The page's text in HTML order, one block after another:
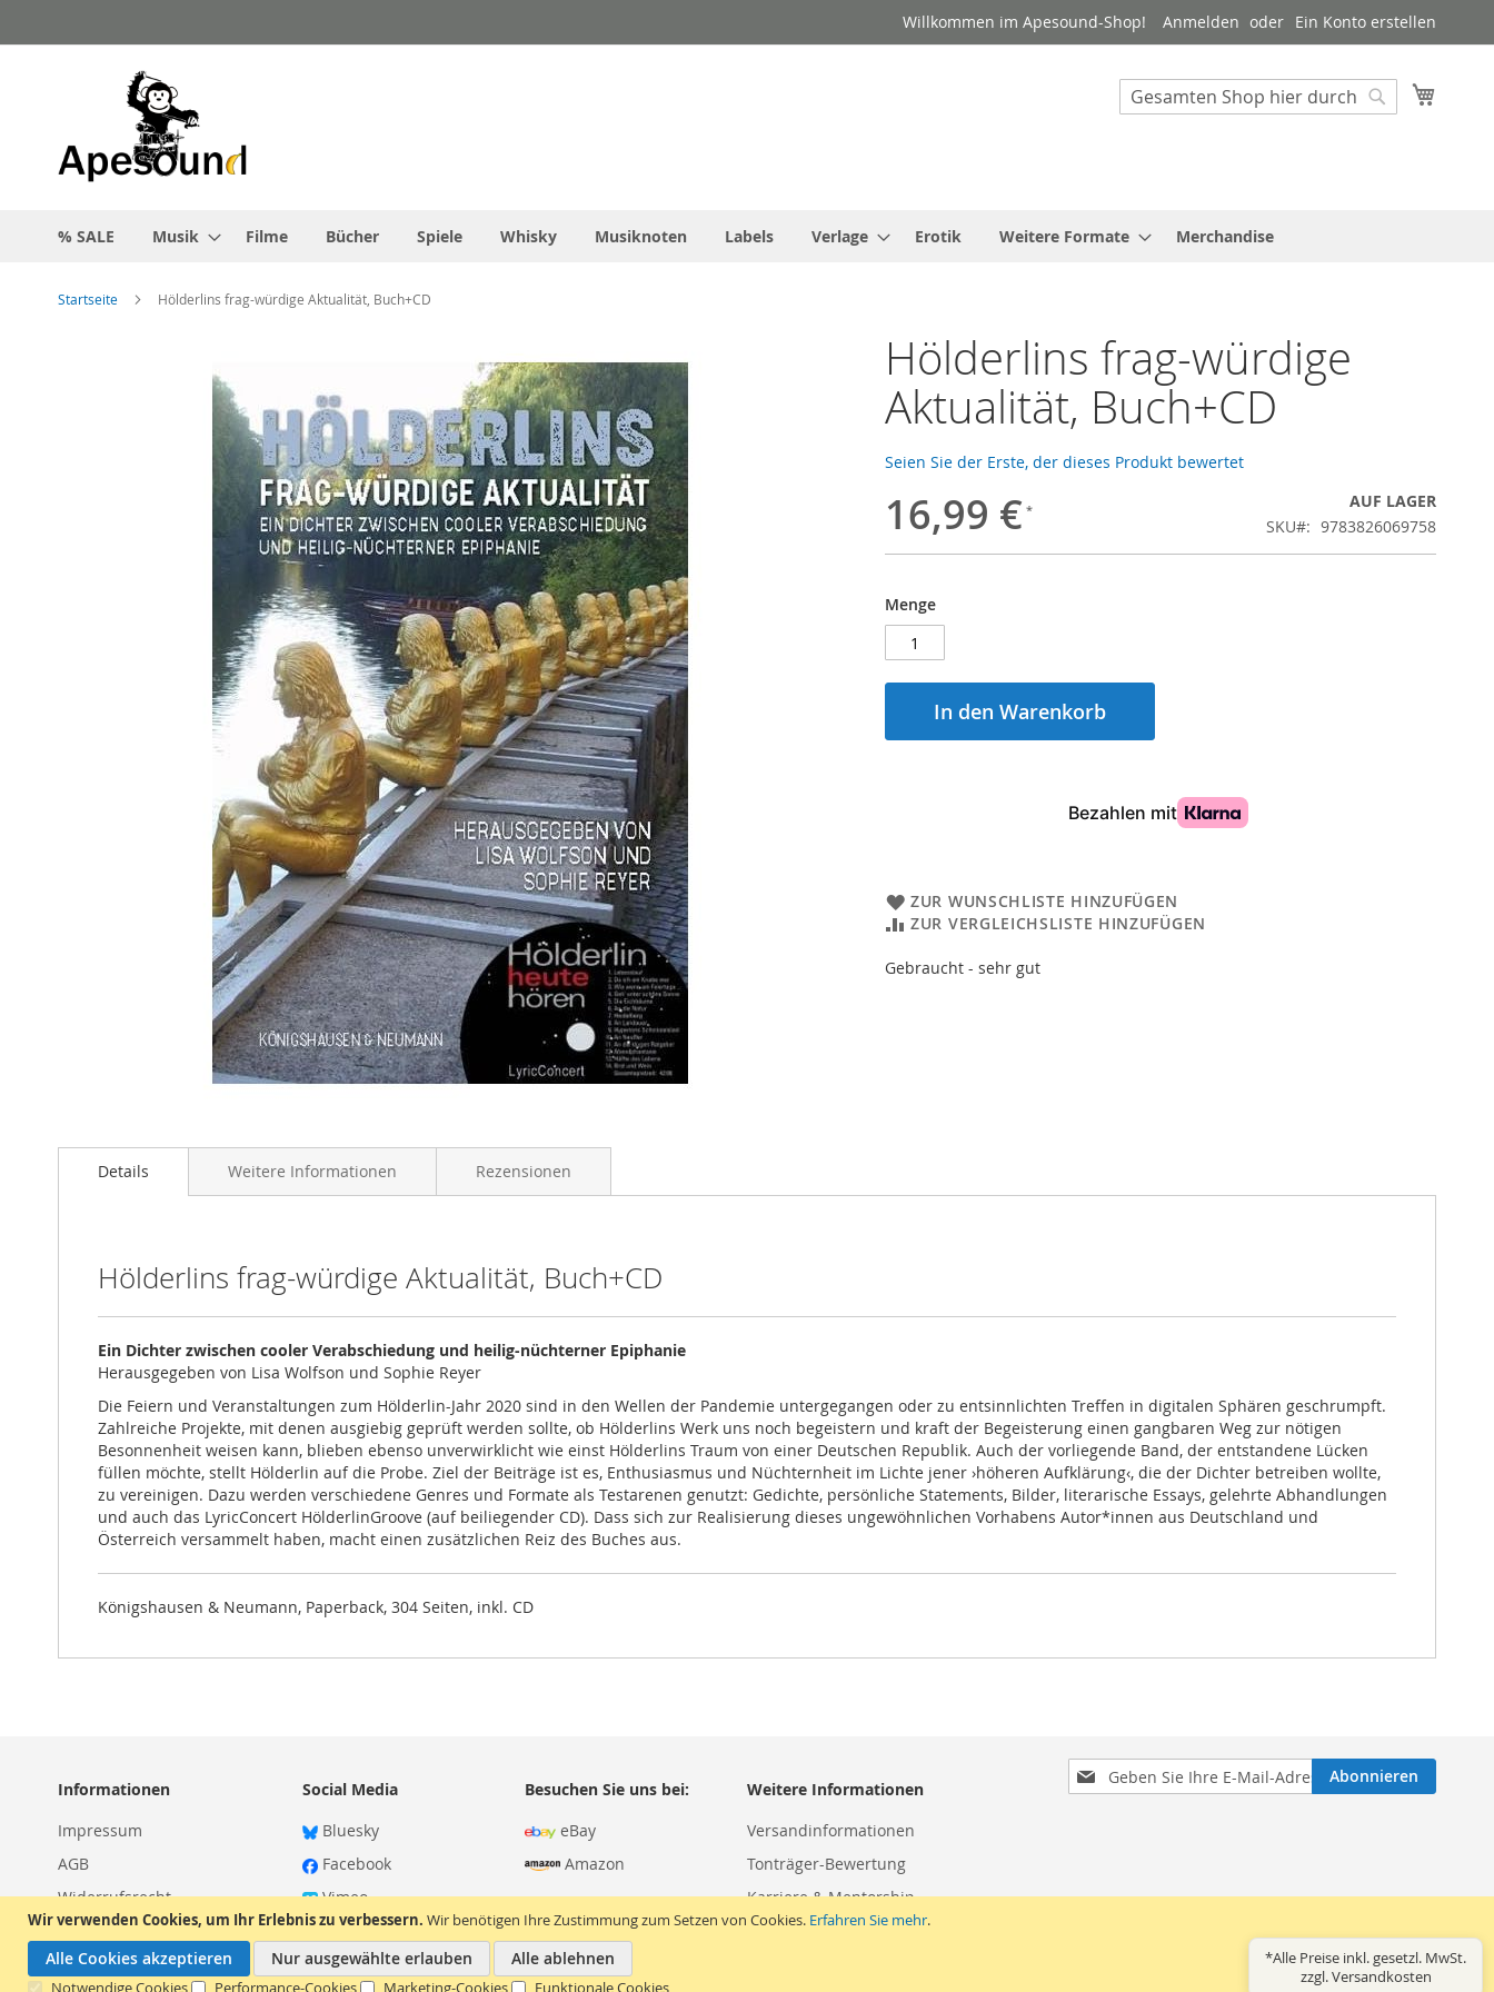
*Alle Preise inkl. gesetzl. MwSt.
zzgl. Versandkosten
Wir verwenden Cookies, um Ihr Erlebnis zu verbessern. Wir benötigen Ihre Zustimmung zum Setzen von Cookies. Erfahren Sie mehr.
Alle Cookies akzeptieren Nur ausgewählte erlauben Alle ablehnen
Notwendige Cookies Performance-Cookies Marketing-Cookies Funktionale Cookies
Inhalt
Willkommen im Apesound-Shop! Anmelden Ein Konto erstellen
Suche
% SALE Musik Filme Bücher Spiele Whisky Musiknoten Labels Verlage Erotik Weitere Formate Merchandise
Startseite Hölderlins frag-würdige Aktualität, Buch+CD
Anfang
Hölderlins frag-würdige
Aktualität, Buch+CD
Seien Sie der Erste, der dieses Produkt bewertet
16,99 €
AUF LAGER
SKU
9783826069758
Menge
In den Warenkorb
ZUR WUNSCHLISTE HINZUFÜGEN
ZUR VERGLEICHSLISTE HINZUFÜGEN
Gebraucht - sehr gut
Details
Hölderlins frag-würdige Aktualität, Buch+CD
Ein Dichter zwischen cooler Verabschiedung und heilig-nüchterner Epiphanie
Herausgegeben von Lisa Wolfson und Sophie Reyer
Die Feiern und Veranstaltungen zum Hölderlin-Jahr 2020 sind in den Wellen der Pandemie untergegangen oder zu entsinnlichten Treffen in digitalen Sphären geschrumpft.
Zahlreiche Projekte, mit denen ausgiebig geprüft werden sollte, ob Hölderlins Werk uns noch begeistern und kraft der Begeisterung einen gangbaren Weg zur nötigen
Besonnenheit weisen kann, blieben ebenso unverwirklicht wie einst Hölderlins Traum von einer Deutschen Republik. Auch der vorliegende Band, der entstandene Lücken
füllen möchte, stellt Hölderlin auf die Probe. Ziel der Beiträge ist es, Enthusiasmus und Nüchternheit im Lichte jener ›höheren Aufklärung‹, die der Dichter betreiben wollte,
zu vereinigen. Dazu werden verschiedene Genres und Formate als Testarenen genutzt: Gedichte, persönliche Statements, Bilder, literarische Essays, gelehrte Abhandlungen
und auch das LyricConcert HölderlinGroove (auf beiliegender CD). Dass sich zur Realisierung dieses ungewöhnlichen Vorhabens Autor*innen aus Deutschland und
Österreich versammelt haben, macht einen zusätzlichen Reiz des Buches aus. ‎
Königshausen & Neumann, Paperback, 304 Seiten, inkl. CD
Weitere Informationen Rezensionen
Melden
Sie
an:
Abonnieren
Informationen
Impressum
AGB
Widerrufsrecht
Datenschutz
Social Media
Bluesky
Facebook
Vimeo
Besuchen Sie uns bei:
eBay
Amazon
Weitere Informationen
Versandinformationen
Tonträger-Bewertung
Karriere & Mentorship